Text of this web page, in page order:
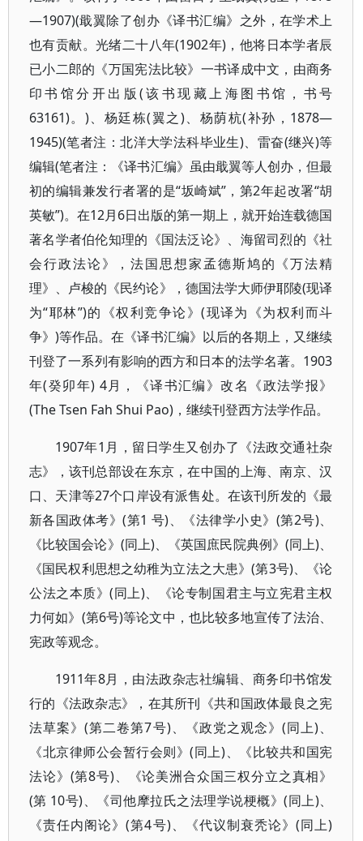
—1907)(戢翼除了创办《译书汇编》之外，在学术上
也有贡献。光绪二十八年(1902年)，他将日本学者辰
已小二郎的《万国宪法比较》一书译成中文，由商务
印书馆分开出版(该书现藏上海图书馆，书号
63161)。)、杨廷栋(翼之)、杨荫杭(补孙，1878—
1945)(笔者注：北洋大学法科毕业生)、雷奋(继兴)等
编辑(笔者注：《译书汇编》虽由戢翼等人创办，但最
初的编辑兼发行者署的是“坂崎斌”，第2年起改署“胡
英敏”)。在12月6日出版的第一期上，就开始连载德国
著名学者伯伦知理的《国法泛论》、海留司烈的《社
会行政法论》，法国思想家孟德斯鸠的《万法精
理》、卢梭的《民约论》，德国法学大师伊耶陵(现译
为“耶林”)的《权利竞争论》(现译为《为权利而斗
争》)等作品。在《译书汇编》以后的各期上，又继续
刊登了一系列有影响的西方和日本的法学名著。1903
年(癸卯年) 4月，《译书汇编》改名《政法学报》
(The Tsen Fah Shui Pao)，继续刊登西方法学作品。
1907年1月，留日学生又创办了《法政交通社杂
志》，该刊总部设在东京，在中国的上海、南京、汉
口、天津等27个口岸设有派售处。在该刊所发的《最
新各国政体考》(第1 号)、《法律学小史》(第2号)、
《比较国会论》(同上)、《英国庶民院典例》(同上)、
《国民权利思想之幼稚为立法之大患》(第3号)、《论
公法之本质》(同上)、《论专制国君主与立宪君主权
力何如》(第6号)等论文中，也比较多地宣传了法治、
宪政等观念。
1911年8月，由法政杂志社编辑、商务印书馆发
行的《法政杂志》，在其所刊《共和国政体最良之宪
法草案》(第二卷第7号)、《政党之观念》(同上)、
《北京律师公会暂行会则》(同上)、《比较共和国宪
法论》(第8号)、《论美洲合众国三权分立之真相》
(第 10号)、《司他摩拉氏之法理学说梗概》(同上)、
《责任内阁论》(第4号)、《代议制衰秃论》(同上)